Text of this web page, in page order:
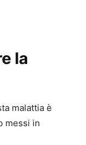
la
malattia è
messi in